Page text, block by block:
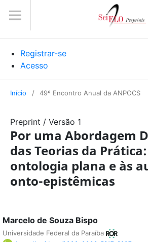
Registrar-se
Acesso
Início / 49º Encontro Anual da ANPOCS
Preprint / Versão 1
Por uma Abordagem
das Teorias da
ontologia plana e às
onto-epistêmicas
Marcelo de Souza Bispo
Universidade Federal da Paraíba